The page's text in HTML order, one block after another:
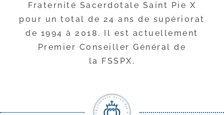
Fraternité Sacerdotale Saint Pie X
pour un total de 24 ans de supé­rio­rat
de 1994 à 2018. Il est actuel­le­ment
Premier Conseiller Général de
la FSSPX.